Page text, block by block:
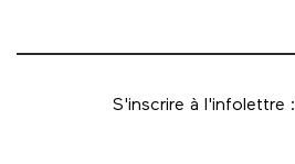
S'inscrire à l'infolettre :